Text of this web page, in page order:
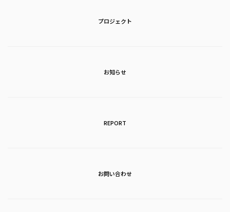
プロジェクト
お知らせ
REPORT
お問い合わせ